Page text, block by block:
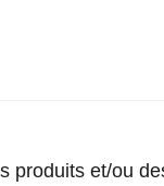
produits et/ou